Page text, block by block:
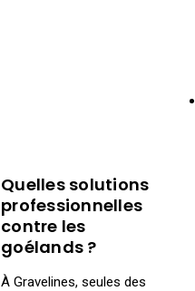
Quelles solutions
professionnelles
contre les
goélands ?
À Gravelines, seules des